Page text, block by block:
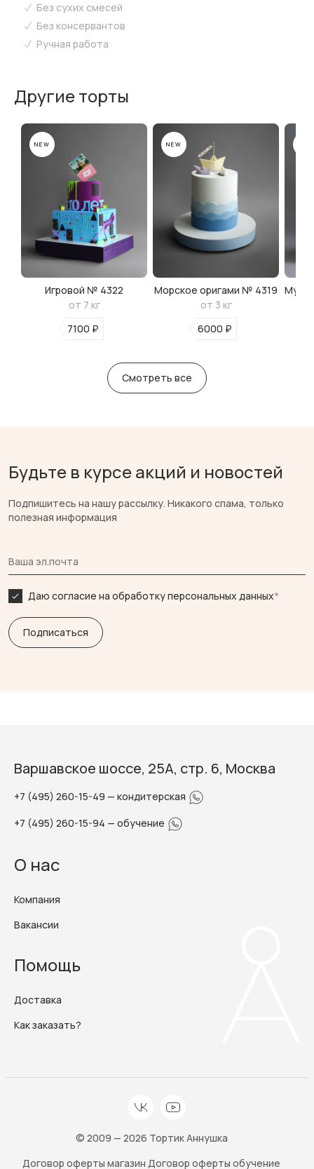
Без сухих смесей
Без консервантов
Ручная работа
Другие торты
Игровой № 4322
от 7 кг
7100 ₽
NEW
Морское оригами № 4319
от 3 кг
6000 ₽
NEW
Смотреть все
Будьте в курсе акций и новостей
Подпишитесь на нашу рассылку. Никакого спама, только
полезная информация
Даю согласие на обработку персональных данных*
Варшавское шоссе, 25А, стр. 6, Москва
+7 (495) 260-15-49 — кондитерская
+7 (495) 260-15-94 — обучение
О нас
Компания
Вакансии
Помощь
Доставка
Как заказать?
© 2009 — 2026 Тортик Аннушка
Договор оферты магазин Договор оферты обучение